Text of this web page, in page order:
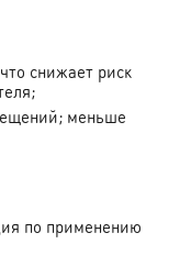
снижает риск
меньше
по применению